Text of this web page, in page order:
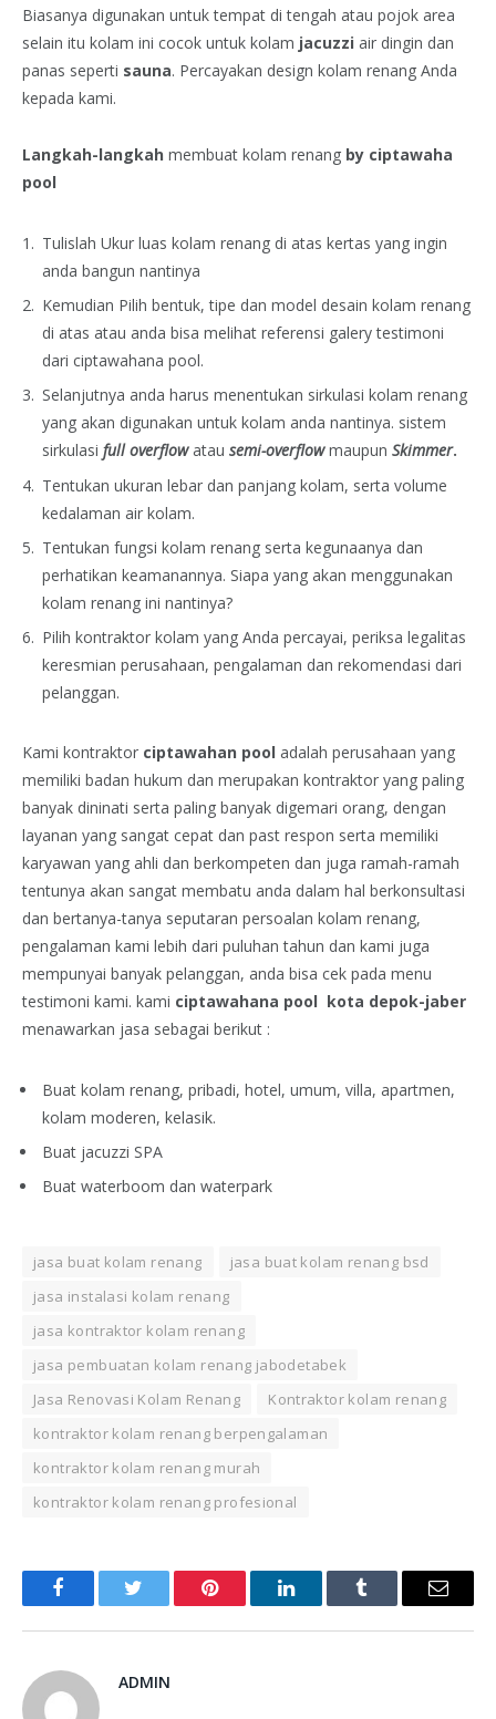
Biasanya digunakan untuk tempat di tengah atau pojok area
selain itu kolam ini cocok untuk kolam jacuzzi air dingin dan
panas seperti sauna. Percayakan design kolam renang Anda
kepada kami.
Langkah-langkah membuat kolam renang by ciptawaha
pool
Tulislah Ukur luas kolam renang di atas kertas yang ingin
anda bangun nantinya
Kemudian Pilih bentuk, tipe dan model desain kolam renang
di atas atau anda bisa melihat referensi galery testimoni
dari ciptawahana pool.
Selanjutnya anda harus menentukan sirkulasi kolam renang
yang akan digunakan untuk kolam anda nantinya. sistem
sirkulasi full overflow atau semi-overflow maupun Skimmer.
Tentukan ukuran lebar dan panjang kolam, serta volume
kedalaman air kolam.
Tentukan fungsi kolam renang serta kegunaanya dan
perhatikan keamanannya. Siapa yang akan menggunakan
kolam renang ini nantinya?
Pilih kontraktor kolam yang Anda percayai, periksa legalitas
keresmian perusahaan, pengalaman dan rekomendasi dari
pelanggan.
Kami kontraktor ciptawahan pool adalah perusahaan yang
memiliki badan hukum dan merupakan kontraktor yang paling
banyak dininati serta paling banyak digemari orang, dengan
layanan yang sangat cepat dan past respon serta memiliki
karyawan yang ahli dan berkompeten dan juga ramah-ramah
tentunya akan sangat membatu anda dalam hal berkonsultasi
dan bertanya-tanya seputaran persoalan kolam renang,
pengalaman kami lebih dari puluhan tahun dan kami juga
mempunyai banyak pelanggan, anda bisa cek pada menu
testimoni kami. kami ciptawahana pool kota depok-jaber
menawarkan jasa sebagai berikut :
Buat kolam renang, pribadi, hotel, umum, villa, apartmen,
kolam moderen, kelasik.
Buat jacuzzi SPA
Buat waterboom dan waterpark
jasa buat kolam renang
jasa buat kolam renang bsd
jasa instalasi kolam renang
jasa kontraktor kolam renang
jasa pembuatan kolam renang jabodetabek
Jasa Renovasi Kolam Renang
Kontraktor kolam renang
kontraktor kolam renang berpengalaman
kontraktor kolam renang murah
kontraktor kolam renang profesional
FacebookTwitter Pinterest LinkedInTumblr Email
ADMIN